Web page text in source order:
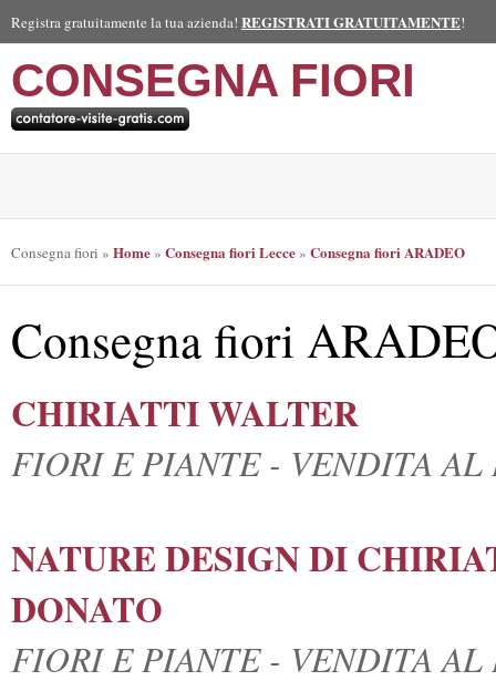
Registra gratuitamente la tua azienda! REGISTRATI GRATUITAMENTE!
CONSEGNA FIORI
Consegna fiori » Home» Consegna fiori Lecce» Consegna fiori ARADEO
Consegna fiori
CHIRIATTI WALTER
FIORI E PIANTE - VENDITA
NATURE DESIGN DI
DONATO
FIORI E PIANTE - VENDITA